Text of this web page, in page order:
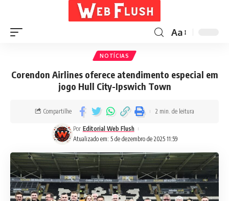
Aa
NOTÍCIAS
Corendon Airlines oferece atendimento especial em
jogo Hull City-Ipswich Town
Atualizado em: 5 de dezembro de 2025 11:59
Por Editorial Web Flush
Compartilhe 2 min. de leitura